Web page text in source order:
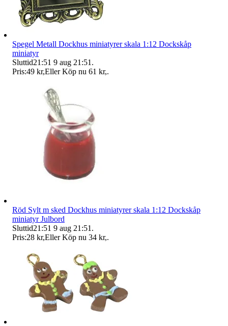
Spegel Metall Dockhus miniatyrer skala 1:12 Dockskåp
miniatyr
Sluttid21:51 9 aug 21:51 .
Pris:49 kr,Eller Köp nu 61 kr,.
Röd Sylt m sked Dockhus miniatyrer skala 1:12 Dockskåp
miniatyr Julbord
Sluttid21:51 9 aug 21:51 .
Pris:28 kr,Eller Köp nu 34 kr,.